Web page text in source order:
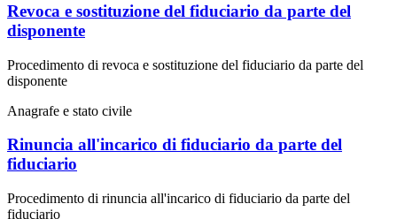
Revoca e sostituzione del fiduciario da parte del
disponente
Procedimento di revoca e sostituzione del fiduciario da parte del
disponente
Anagrafe e stato civile
Rinuncia all'incarico di fiduciario da parte del
fiduciario
Procedimento di rinuncia all'incarico di fiduciario da parte del
fiduciario